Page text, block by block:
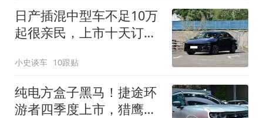
日产插混中型车不足10万
起很亲民，上市十天订单
小史谈车 10跟贴
纯电方盒子黑马！捷途环
游者四季度上市，猎鹰